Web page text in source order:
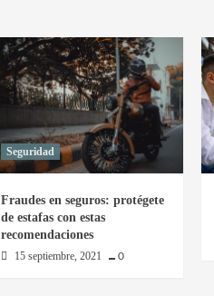
César
Muñoz
Seguridad
Fraudes en seguros: protégete
de estafas con estas
recomendaciones
15 septiembre, 2021 0